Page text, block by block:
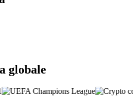
globale